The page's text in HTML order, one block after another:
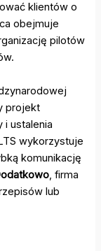
klientów o
obejmuje
pilotów
projekt
i ustalenia
wykorzystuje
komunikację
, firma
lub